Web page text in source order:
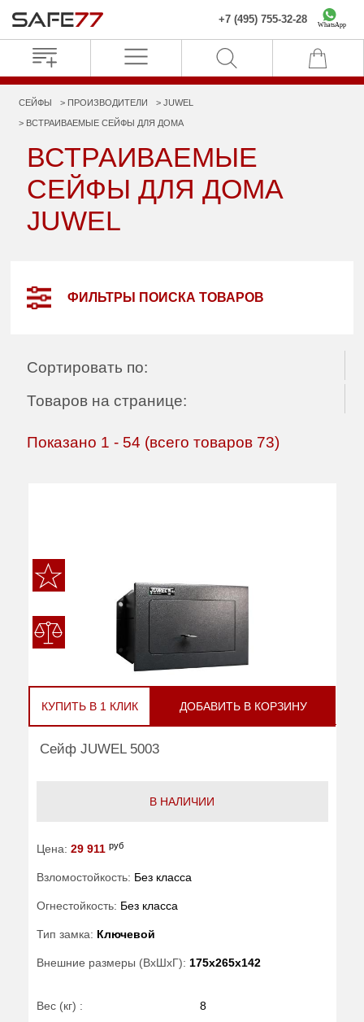
+7 (495) 755-32-28 WhatsApp
СЕЙФЫ ПРОИЗВОДИТЕЛИ JUWEL
ВСТРАИВАЕМЫЕ СЕЙФЫ ДЛЯ ДОМА
ВСТРАИВАЕМЫЕ
СЕЙФЫ ДЛЯ ДОМА
JUWEL
ФИЛЬТРЫ ПОИСКА ТОВАРОВ
Сортировать по:
Товаров на странице:
Показано 1 - 54 (всего товаров 73)
КУПИТЬ В 1 КЛИК ДОБАВИТЬ В КОРЗИНУ
Сейф JUWEL 5003
В НАЛИЧИИ
Цена: 29 911 руб
Взломостойкость: Без класса
Огнестойкость: Без класса
Тип замка: Ключевой
Внешние размеры (ВхШхГ): 175x265x142
Вес (кг) : 8